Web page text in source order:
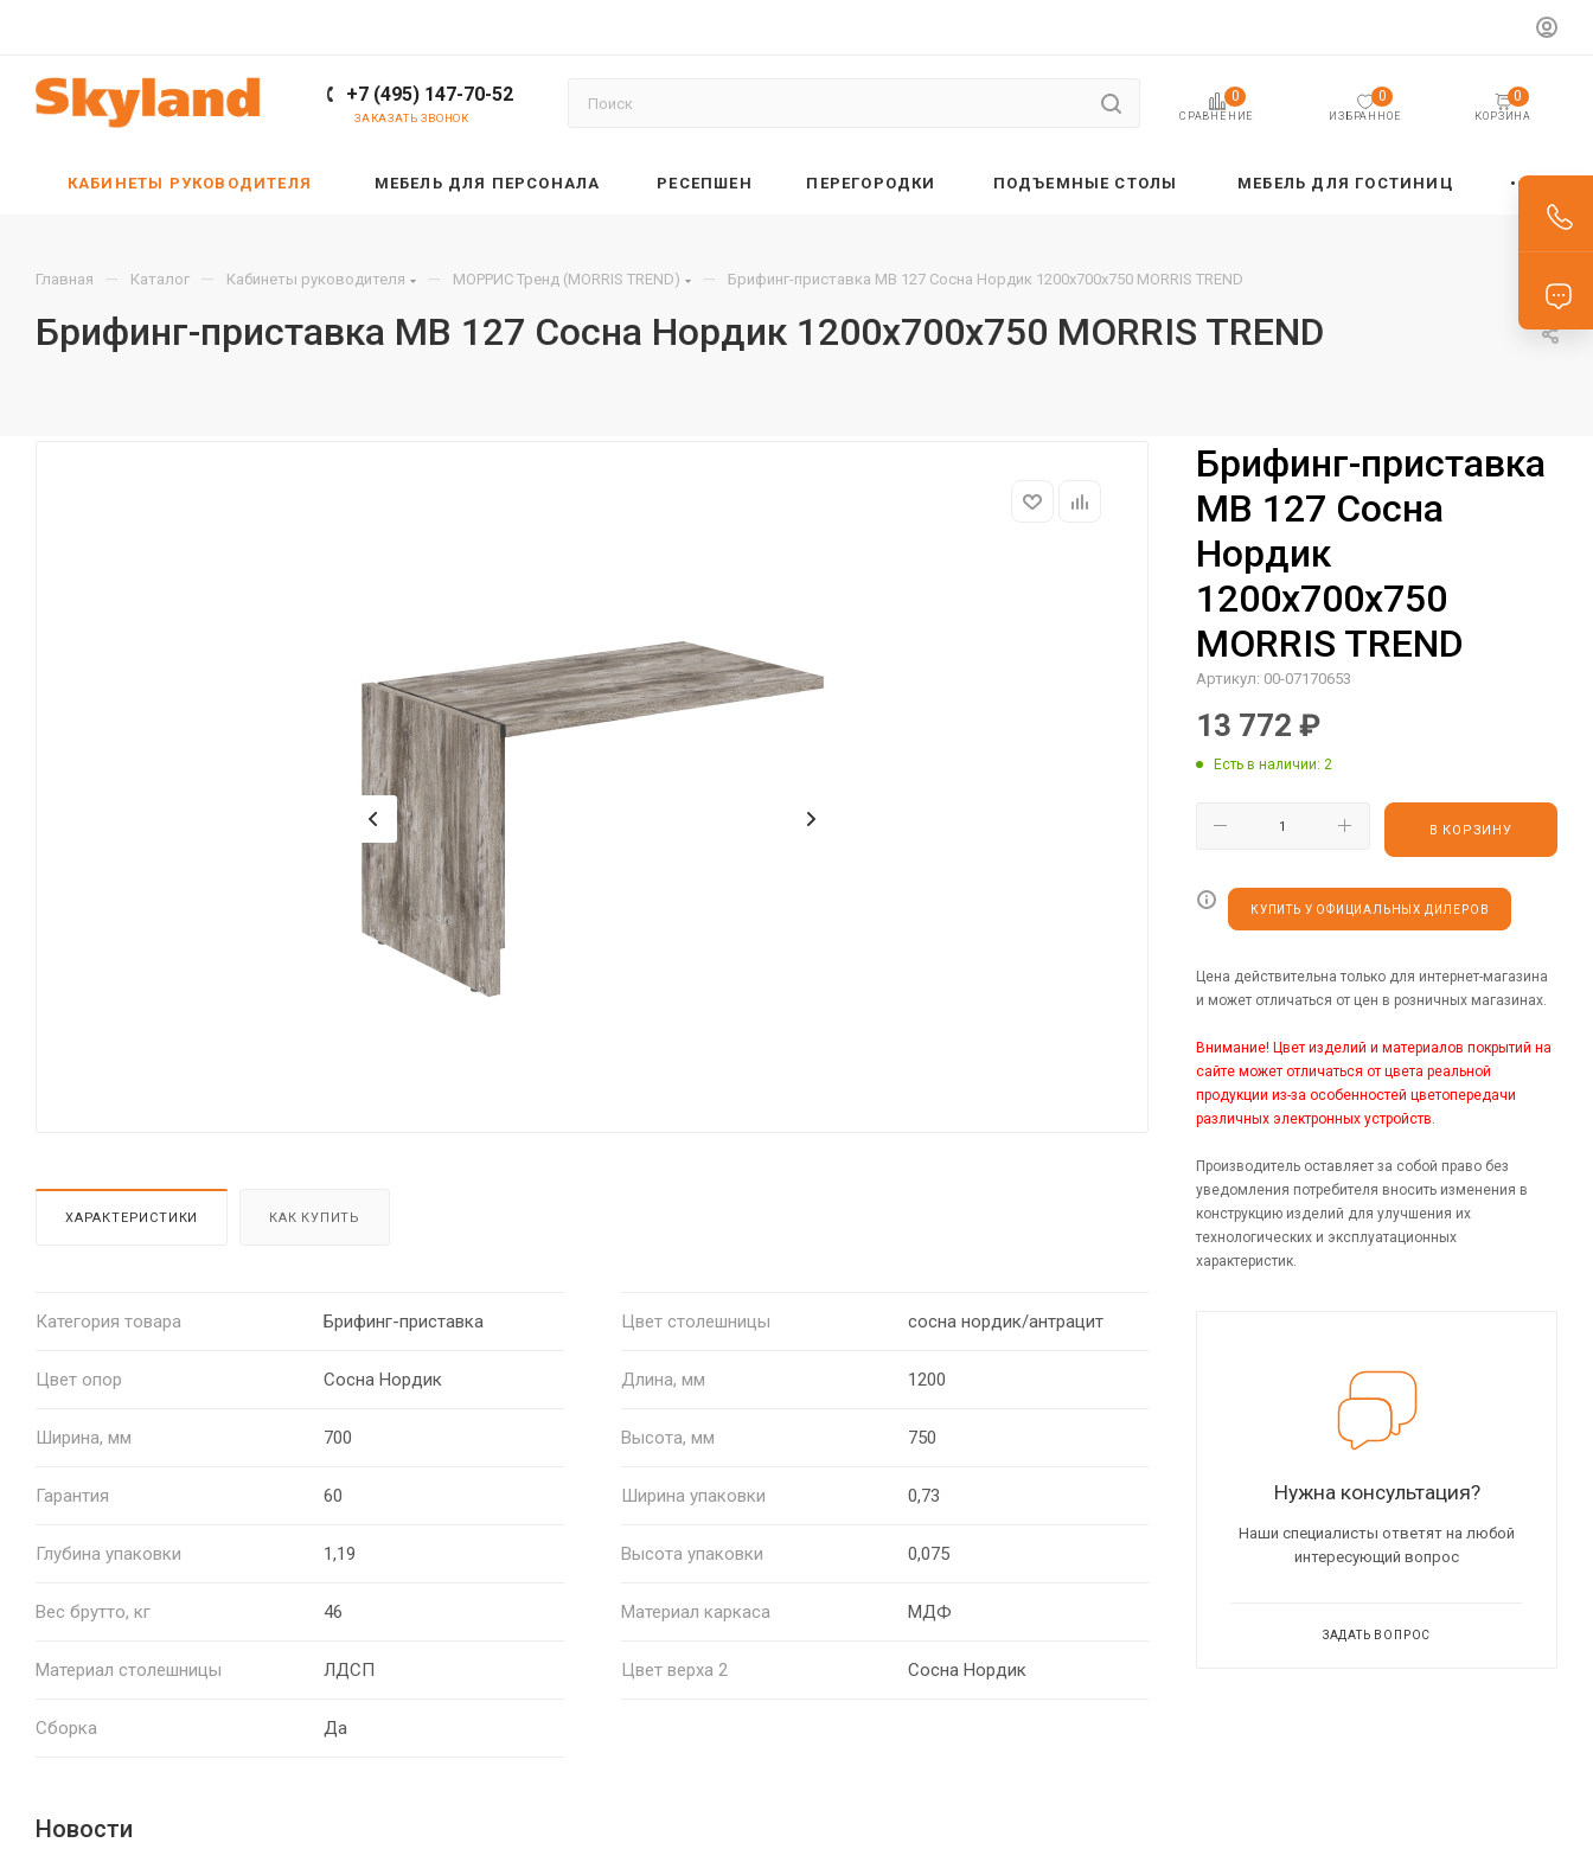
+7 (495) 147-70-52
ЗАКАЗАТЬ ЗВОНОК СРАВНЕНИЕ
0
ИЗБРАННОЕ
0
КОРЗИНА
0
КАБИНЕТЫ РУКОВОДИТЕЛЯ МЕБЕЛЬ ДЛЯ ПЕРСОНАЛА РЕСЕПШЕН ПЕРЕГОРОДКИ ПОДЪЕМНЫЕ СТОЛЫ МЕБЕЛЬ ДЛЯ ГОСТИНИЦ
Главная — Каталог — Кабинеты руководителя — МОРРИС Тренд (MORRIS TREND) — Брифинг-приставка MB 127 Сосна Нордик 1200х700х750 MORRIS TREND
Брифинг-приставка MB 127 Сосна Нордик 1200х700х750 MORRIS TREND
ХАРАКТЕРИСТИКИ КАК КУПИТЬ
Категория товара Брифинг-приставка Цвет столешницы сосна нордик/антрацит
Цвет опор Сосна Нордик Длина, мм 1200
Ширина, мм 700 Высота, мм 750
Гарантия 60 Ширина упаковки 0,73
Глубина упаковки 1,19 Высота упаковки 0,075
Вес брутто, кг 46 Материал каркаса МДФ
Материал столешницы ЛДСП Цвет верха 2 Сосна Нордик
Сборка Да
Новости
Брифинг-приставка
MB 127 Сосна
Нордик
1200х700х750
MORRIS TREND
Артикул: 00-07170653
13 772 ₽
Есть в наличии: 2
В КОРЗИНУ
КУПИТЬ У ОФИЦИАЛЬНЫХ ДИЛЕРОВ
Цена действительна только для интернет-магазина
и может отличаться от цен в розничных магазинах.
Внимание! Цвет изделий и материалов покрытий на
сайте может отличаться от цвета реальной
продукции из-за особенностей цветопередачи
различных электронных устройств.
Производитель оставляет за собой право без
уведомления потребителя вносить изменения в
конструкцию изделий для улучшения их
технологических и эксплуатационных
характеристик.
Нужна консультация?
Наши специалисты ответят на любой
интересующий вопрос
ЗАДАТЬ ВОПРОС